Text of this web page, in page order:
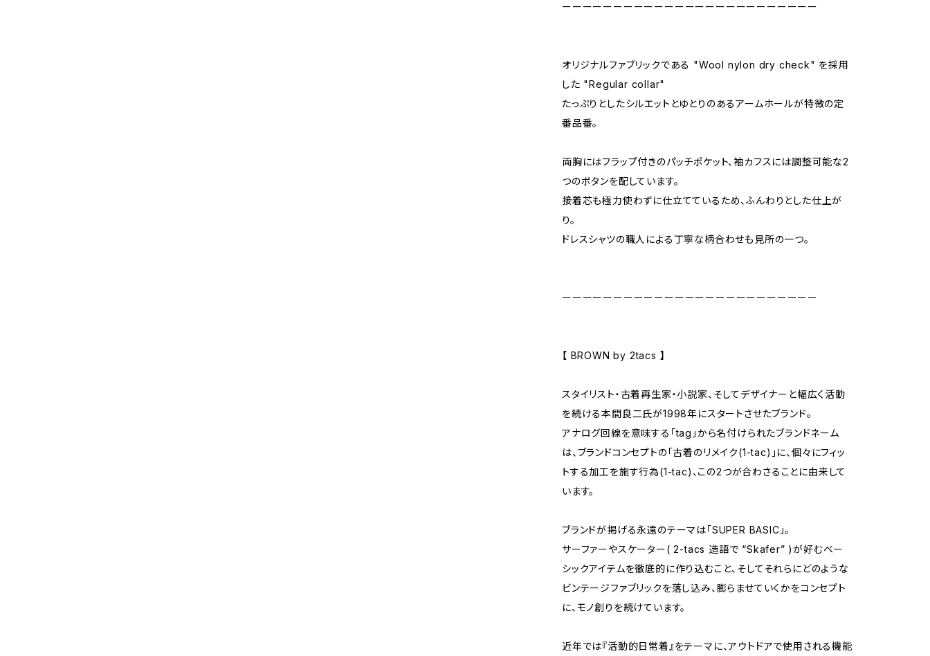
ーーーーーーーーーーーーーーーーーーーーーーーーー
オリジナルファブリックである "Wool nylon dry check" を採用
した "Regular collar"
たっぷりとしたシルエットとゆとりのあるアームホールが特徴の定
番品番。
両胸にはフラップ付きのパッチポケット、袖カフスには調整可能な2
つのボタンを配しています。
接着芯も極力使わずに仕立てているため、ふんわりとした仕上が
り。
ドレスシャツの職人による丁寧な柄合わせも見所の一つ。
ーーーーーーーーーーーーーーーーーーーーーーーーー
【 BROWN by 2tacs 】
スタイリスト・古着再生家・小説家、そしてデザイナーと幅広く活動
を続ける本間良二氏が1998年にスタートさせたブランド。
アナログ回線を意味する「tag」から名付けられたブランドネーム
は、ブランドコンセプトの「古着のリメイク(1-tac)」に、個々にフィッ
トする加工を施す行為(1-tac)、この2つが合わさることに由来して
います。
ブランドが掲げる永遠のテーマは「SUPER BASIC」。
サーファーやスケーター( 2-tacs 造語で “Skafer” )が好むベー
シックアイテムを徹底的に作り込むこと、そしてそれらにどのような
ビンテージファブリックを落し込み、膨らませていくかをコンセプト
に、モノ創りを続けています。
近年では『活動的日常着』をテーマに、アウトドアで使用される機能